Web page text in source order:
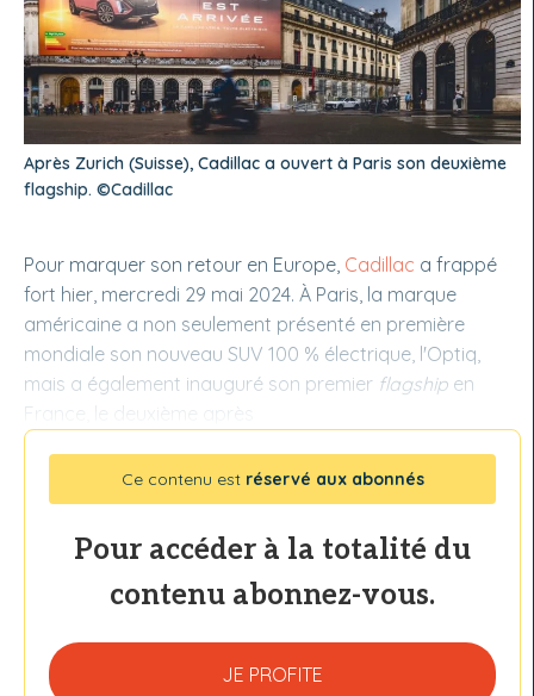
Après Zurich (Suisse), Cadillac a ouvert à Paris son deuxième
flagship. ©Cadillac
Pour marquer son retour en Europe, Cadillac a frappé
fort hier, mercredi 29 mai 2024. À Paris, la marque
américaine a non seulement présenté en première
mondiale son nouveau SUV 100 % électrique, l'Optiq,
mais a également inauguré son premier flagship en
France, le deuxième après
Ce contenu est réservé aux abonnés
Pour accéder à la totalité du
contenu abonnez-vous.
JE PROFITE